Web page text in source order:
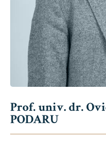
Prof. univ. dr.
PODARU